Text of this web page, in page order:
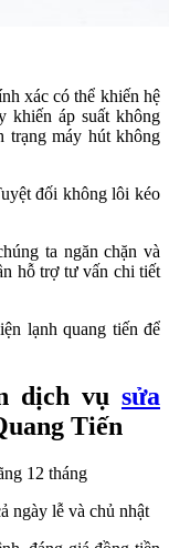
xác có thể khiến hệ
khiến áp suất không
trạng máy hút không
đối không lôi kéo
ta ngăn chặn và
hỗ trợ tư vấn chi tiết
lạnh quang tiến để
dịch vụ sửa
Tiến
12 tháng
ngày lễ và chủ nhật